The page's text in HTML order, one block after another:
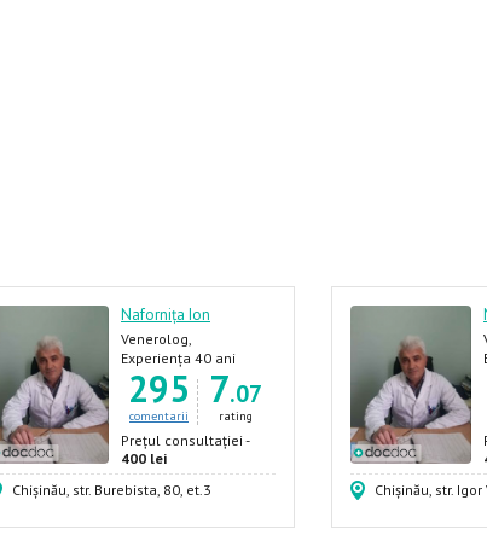
Nafornița Ion
Venerolog,
Dermatolog, Androlog,
Urolog
Experiența 40 ani
295
comentarii
7.07
rating
Prețul consultației -
400 lei
Chișinău, str. Burebista, 80, et.3
Chișinău, str. Igor